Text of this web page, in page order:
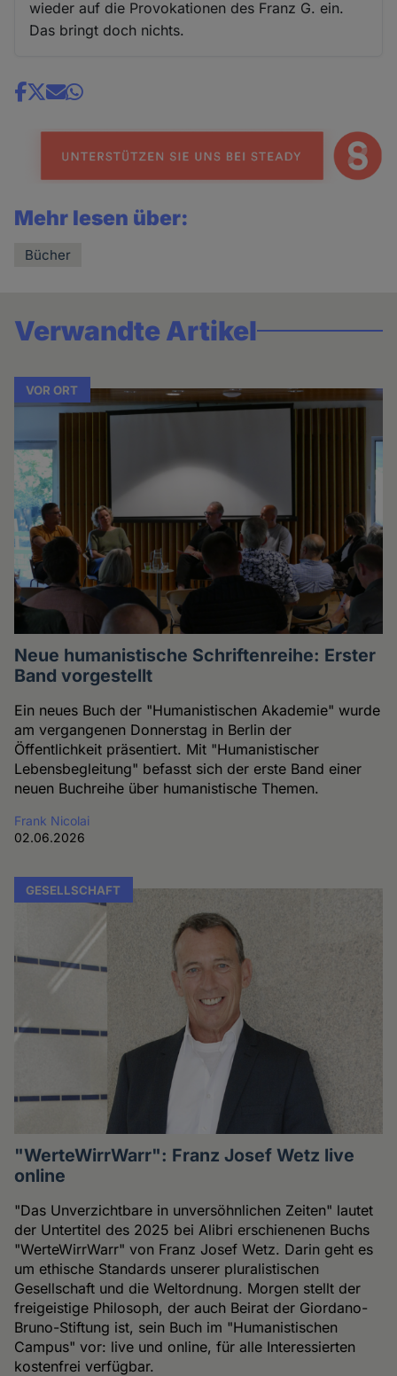
wieder auf die Provokationen des Franz G. ein.
Das bringt doch nichts.
Share
news
Mehr lesen über:
Bücher
Verwandte Artikel
VOR ORT
Neue humanistische Schriftenreihe: Erster
Band vorgestellt
Ein neues Buch der "Humanistischen Akademie" wurde
am vergangenen Donnerstag in Berlin der
Öffentlichkeit präsentiert. Mit "Humanistischer
Lebensbegleitung" befasst sich der erste Band einer
neuen Buchreihe über humanistische Themen.
Frank Nicolai
02.06.2026
GESELLSCHAFT
"WerteWirrWarr": Franz Josef Wetz live
online
"Das Unverzichtbare in unversöhnlichen Zeiten" lautet
der Untertitel des 2025 bei Alibri erschienenen Buchs
"WerteWirrWarr" von Franz Josef Wetz. Darin geht es
um ethische Standards unserer pluralistischen
Gesellschaft und die Weltordnung. Morgen stellt der
freigeistige Philosoph, der auch Beirat der Giordano-
Bruno-Stiftung ist, sein Buch im "Humanistischen
Campus" vor: live und online, für alle Interessierten
kostenfrei verfügbar.